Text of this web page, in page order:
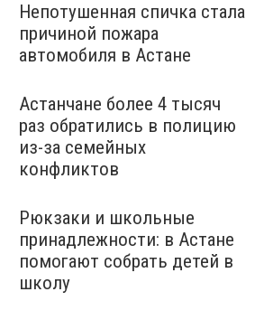
Непотушенная спичка стала
причиной пожара
автомобиля в Астане
Астанчане более 4 тысяч
раз обратились в полицию
из-за семейных
конфликтов
Рюкзаки и школьные
принадлежности: в Астане
помогают собрать детей в
школу